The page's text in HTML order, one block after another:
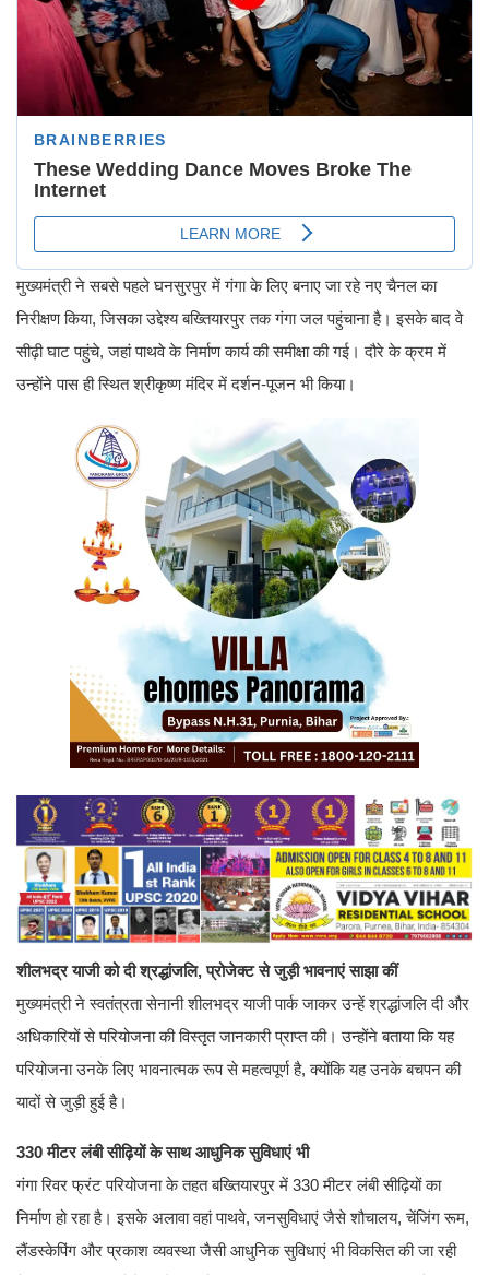
मुख्यमंत्री ने सबसे पहले घनसुरपुर में गंगा के लिए बनाए जा रहे नए चैनल का
निरीक्षण किया, जिसका उद्देश्य बख्तियारपुर तक गंगा जल पहुंचाना है। इसके बाद वे
सीढ़ी घाट पहुंचे, जहां पाथवे के निर्माण कार्य की समीक्षा की गई। दौरे के क्रम में
उन्होंने पास ही स्थित श्रीकृष्ण मंदिर में दर्शन-पूजन भी किया।
शीलभद्र याजी को दी श्रद्धांजलि, प्रोजेक्ट से जुड़ी भावनाएं साझा कीं
मुख्यमंत्री ने स्वतंत्रता सेनानी शीलभद्र याजी पार्क जाकर उन्हें श्रद्धांजलि दी और
अधिकारियों से परियोजना की विस्तृत जानकारी प्राप्त की। उन्होंने बताया कि यह
परियोजना उनके लिए भावनात्मक रूप से महत्वपूर्ण है, क्योंकि यह उनके बचपन की
यादों से जुड़ी हुई है।
330 मीटर लंबी सीढ़ियों के साथ आधुनिक सुविधाएं भी
गंगा रिवर फ्रंट परियोजना के तहत बख्तियारपुर में 330 मीटर लंबी सीढ़ियों का
निर्माण हो रहा है। इसके अलावा वहां पाथवे, जनसुविधाएं जैसे शौचालय, चेंजिंग रूम,
लैंडस्केपिंग और प्रकाश व्यवस्था जैसी आधुनिक सुविधाएं भी विकसित की जा रही